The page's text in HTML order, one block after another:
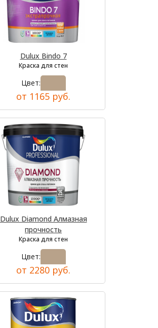
Dulux Bindo 7
Краска для стен
Цвет:
от 1165 руб.
Dulux Diamond Алмазная
прочность
Краска для стен
Цвет:
от 2280 руб.